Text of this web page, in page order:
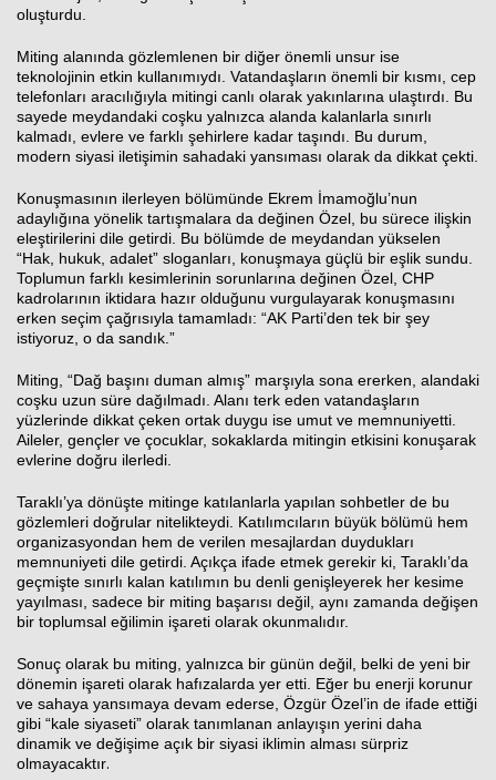
oluşturdu.
Miting alanında gözlemlenen bir diğer önemli unsur ise
teknolojinin etkin kullanımıydı. Vatandaşların önemli bir kısmı, cep
telefonları aracılığıyla mitingi canlı olarak yakınlarına ulaştırdı. Bu
sayede meydandaki coşku yalnızca alanda kalanlarla sınırlı
kalmadı, evlere ve farklı şehirlere kadar taşındı. Bu durum,
modern siyasi iletişimin sahadaki yansıması olarak da dikkat çekti.
Konuşmasının ilerleyen bölümünde Ekrem İmamoğlu’nun
adaylığına yönelik tartışmalara da değinen Özel, bu sürece ilişkin
eleştirilerini dile getirdi. Bu bölümde de meydandan yükselen
“Hak, hukuk, adalet” sloganları, konuşmaya güçlü bir eşlik sundu.
Toplumun farklı kesimlerinin sorunlarına değinen Özel, CHP
kadrolarının iktidara hazır olduğunu vurgulayarak konuşmasını
erken seçim çağrısıyla tamamladı: “AK Parti’den tek bir şey
istiyoruz, o da sandık.”
Miting, “Dağ başını duman almış” marşıyla sona ererken, alandaki
coşku uzun süre dağılmadı. Alanı terk eden vatandaşların
yüzlerinde dikkat çeken ortak duygu ise umut ve memnuniyetti.
Aileler, gençler ve çocuklar, sokaklarda mitingin etkisini konuşarak
evlerine doğru ilerledi.
Taraklı’ya dönüşte mitinge katılanlarla yapılan sohbetler de bu
gözlemleri doğrular nitelikteydi. Katılımcıların büyük bölümü hem
organizasyondan hem de verilen mesajlardan duydukları
memnuniyeti dile getirdi. Açıkça ifade etmek gerekir ki, Taraklı’da
geçmişte sınırlı kalan katılımın bu denli genişleyerek her kesime
yayılması, sadece bir miting başarısı değil, aynı zamanda değişen
bir toplumsal eğilimin işareti olarak okunmalıdır.
Sonuç olarak bu miting, yalnızca bir günün değil, belki de yeni bir
dönemin işareti olarak hafızalarda yer etti. Eğer bu enerji korunur
ve sahaya yansımaya devam ederse, Özgür Özel’in de ifade ettiği
gibi “kale siyaseti” olarak tanımlanan anlayışın yerini daha
dinamik ve değişime açık bir siyasi iklimin alması sürpriz
olmayacaktır.